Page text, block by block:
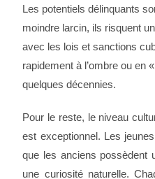
Les potentiels délinquants
moindre larcin, ils risquent
avec les lois et sanctions
rapidement à l’ombre ou en
quelques décennies.
Pour le reste, le niveau
est exceptionnel. Les
que les anciens possèdent
une curiosité naturelle.